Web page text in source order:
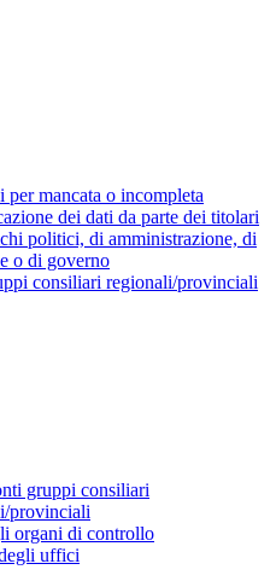
per mancata o incompleta
dei dati da parte dei titolari
politici, di amministrazione, di
o di governo
consiliari regionali/provinciali
gruppi consiliari
provinciali
organi di controllo
uffici